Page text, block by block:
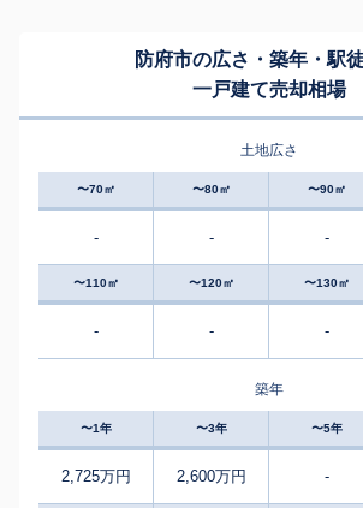
防府市の広さ・築年・駅
一戸建て売却相場
土地広さ
〜70㎡ 〜80㎡ 〜90㎡
- - -
〜110㎡ 〜120㎡ 〜130㎡
- - -
築年
〜1年 〜3年 〜5年
2,725万円 2,600万円 -